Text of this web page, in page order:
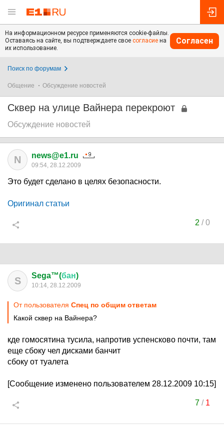
На информационном ресурсе применяются cookie-файлы.
Оставаясь на сайте, вы подтверждаете свое согласие на
их использование.
Согласен
Поиск по форумам
Общение Обсуждение новостей
Сквер на улице Вайнера перекроют
Обсуждение новостей
N news@e1.ru
09:54, 28.12.2009
Это будет сделано в целях безопасности.
Оригинал статьи
2 /0
S Sega™(бан)
10:14, 28.12.2009
От пользователя Спец по общим ответам
Какой сквер на Вайнера?
кде гомосятина тусила, напротив успенсково почти, там
еще сбоку чел дисками банчит
сбоку от туалета
[Сообщение изменено пользователем 28.12.2009 10:15]
7/ 1